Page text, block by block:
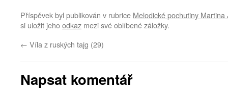
Příspěvek byl publikován v rubrice Melodické pochutiny
si uložit jehoodkaz mezi své oblíbené záložky.
← Víla z ruských tajg (29)
Napsat komentář